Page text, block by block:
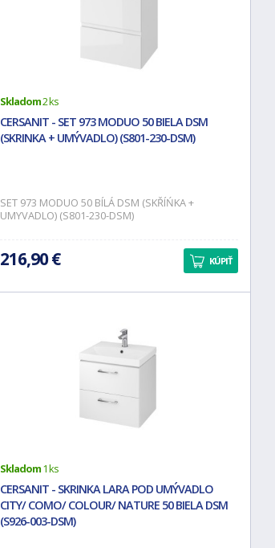
Skladom2 ks
CERSANIT - SET 973 MODUO 50 BIELA DSM
(SKRINKA + UMÝVADLO) (S801-230-DSM)
SET 973 MODUO 50 BÍLÁ DSM (SKŘÍŃKA +
UMYVADLO) (S801-230-DSM)
216,90 € KÚPIŤ
Skladom1 ks
CERSANIT - SKRINKA LARA POD UMÝVADLO
CITY/ COMO/ COLOUR/ NATURE 50 BIELA DSM
(S926-003-DSM)